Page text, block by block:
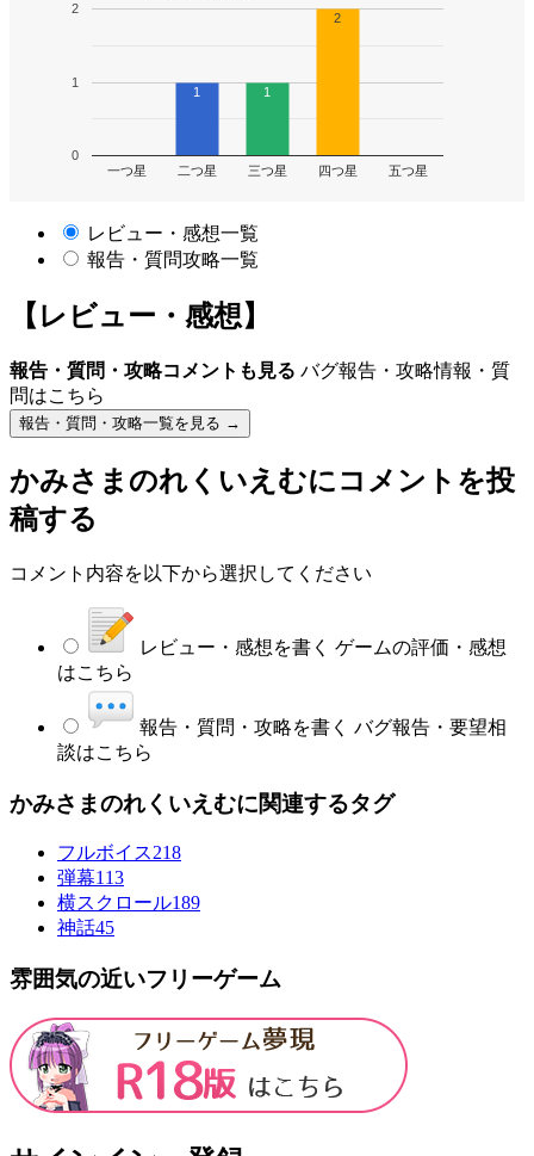
一つ星 二つ星 三つ星 四つ星 五つ星
0
1
2
1 1
2
レビュー・感想一覧
報告・質問攻略一覧
【レビュー・感想】
報告・質問・攻略コメントも見る バグ報告・攻略情報・質
問はこちら
報告・質問・攻略一覧を見る →
かみさまのれくいえむにコメントを投
稿する
コメント内容を以下から選択してください
レビュー・感想を書く ゲームの評価・感想
はこちら
報告・質問・攻略を書く バグ報告・要望相
談はこちら
かみさまのれくいえむに関連するタグ
フルボイス218
弾幕113
横スクロール189
神話45
雰囲気の近いフリーゲーム